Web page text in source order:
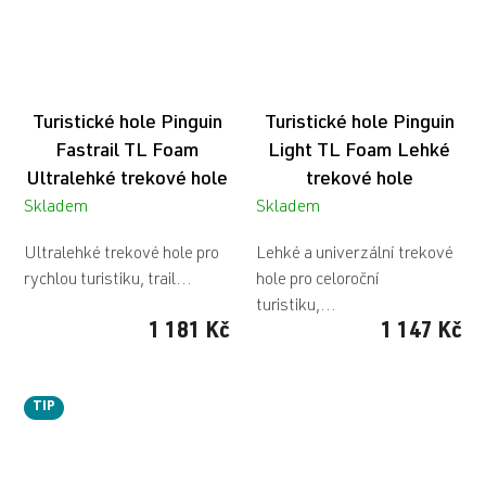
Turistické hole Pinguin
Fastrail TL Foam
Ultralehké trekové hole
Skladem
1 181 Kč
Ultralehké trekové hole pro
rychlou turistiku, trail...
Turistické hole Pinguin
Light TL Foam Lehké
trekové hole
Skladem
1 147 Kč
Lehké a univerzální trekové
hole pro celoroční
turistiku,...
TIP